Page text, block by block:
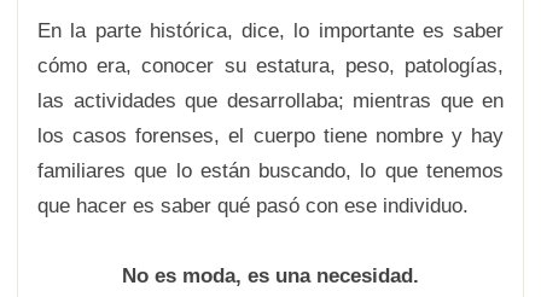
En la parte histórica, dice, lo importante es saber
cómo era, conocer su estatura, peso, patologías,
las actividades que desarrollaba; mientras que en
los casos forenses, el cuerpo tiene nombre y hay
familiares que lo están buscando, lo que tenemos
que hacer es saber qué pasó con ese individuo.
No es moda, es una necesidad.